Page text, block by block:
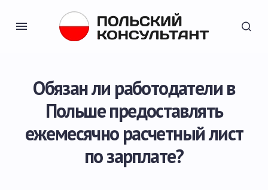
Обязан ли работодатели в
Польше предоставлять
ежемесячно расчетный лист
по зарплате?